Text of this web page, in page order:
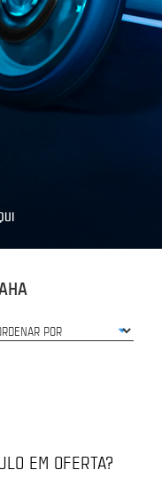
EM OFERTA?